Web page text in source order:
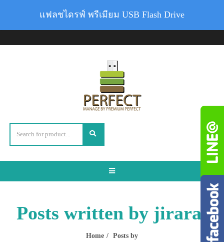
Toggle
Posts written by jirarat
Home Posts by
แฟลชไดรฟ์ พรีเมียม USB Flash Drive